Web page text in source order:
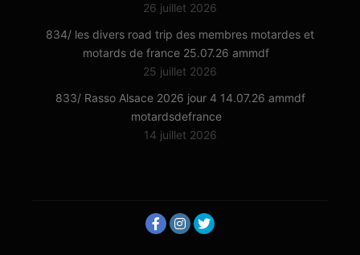
26 juillet 2026
834/ les divers road trip des membres motardes et
motards de france 25.07.26 ammdf
25 juillet 2026
833/ Rasso Alsace 2026 jour 4 14.07.26 ammdf
motardsdefrance
14 juillet 2026